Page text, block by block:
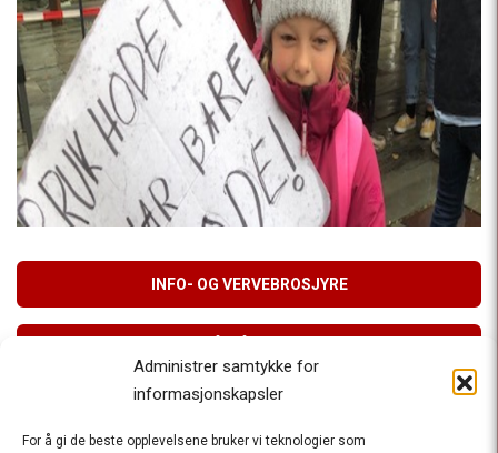
Administrer samtykke for
informasjonskapsler
For å gi de beste opplevelsene bruker vi teknologier som
INFO- OG VERVEBROSJYRE